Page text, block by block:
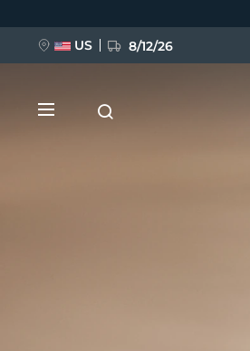
US 8/12/26